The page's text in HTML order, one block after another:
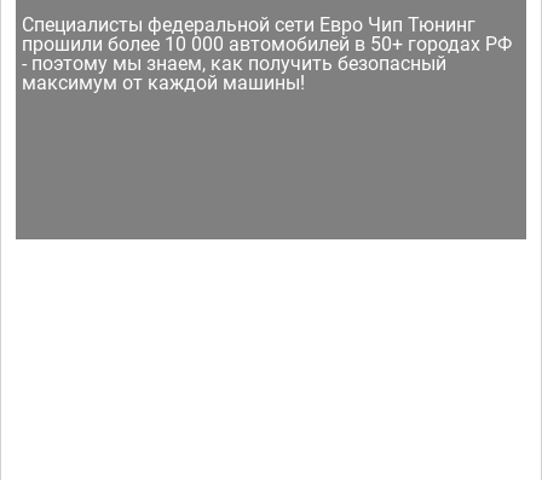
Специалисты федеральной сети Евро Чип Тюнинг
прошили более 10 000 автомобилей в 50+ городах РФ
- поэтому мы знаем, как получить безопасный
максимум от каждой машины!